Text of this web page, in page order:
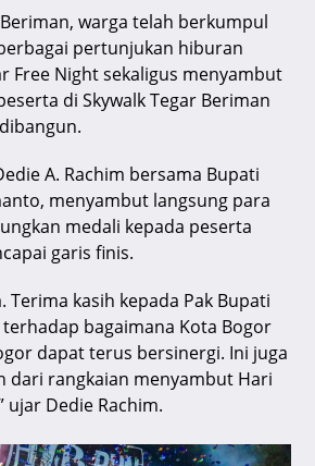
warga telah berkumpul
pertunjukan hiburan
Free Night sekaligus menyambut
di Skywalk Tegar Beriman
A. Rachim bersama Bupati
menyambut langsung para
medali kepada peserta
garis finis.
Terima kasih kepada Pak Bupati
bagaimana Kota Bogor
dapat terus bersinergi. Ini juga
dari rangkaian menyambut Hari
ujar Dedie Rachim.